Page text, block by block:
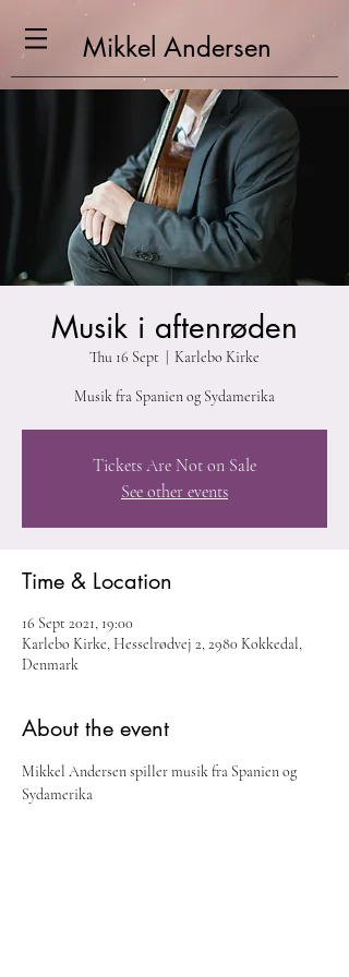
Mikkel Andersen
Musik i aftenrøden
Thu 16 Sept Karlebo Kirke
Musik fra Spanien og Sydamerika
Tickets Are Not on Sale
See other events
Time & Location
16 Sept 2021, 19:00
Karlebo Kirke, Hesselrødvej 2, 2980 Kokkedal,
Denmark
About the event
Mikkel Andersen spiller musik fra Spanien og
Sydamerika